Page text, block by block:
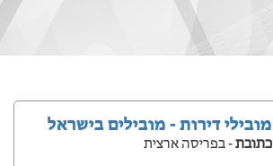
מובילי דירות - מובילים בישראל
כתובת- בפריסה ארצית